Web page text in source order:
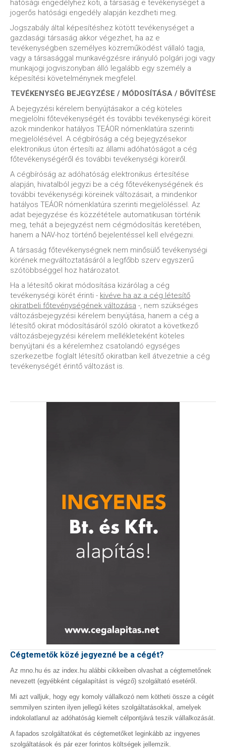
hatósági engedélyhez köti, a társaság e tevékenységet a
jogerős hatósági engedély alapján kezdheti meg.
Jogszabály által képesítéshez kötött tevékenységet a
gazdasági társaság akkor végezhet, ha az e
tevékenységben személyes közreműködést vállaló tagja,
vagy a társasággal munkavégzésre irányuló polgári jogi vagy
munkajogi jogviszonyban álló legalább egy személy a
képesítési követelménynek megfelel.
TEVÉKENYSÉG BEJEGYZÉSE / MÓDOSÍTÁSA / BŐVÍTÉSE
A bejegyzési kérelem benyújtásakor a cég köteles
megjelölni főtevékenységét és további tevékenységi köreit
azok mindenkor hatályos TEÁOR nómenklatúra szerinti
megjelölésével. A cégbíróság a cég bejegyzésekor
elektronikus úton értesíti az állami adóhatóságot a cég
főtevékenységéről és további tevékenységi köreiről.
A cégbíróság az adóhatóság elektronikus értesítése
alapján, hivatalból jegyzi be a cég főtevékenységének és
további tevékenységi köreinek változásait, a mindenkor
hatályos TEÁOR nómenklatúra szerinti megjelöléssel. Az
adat bejegyzése és közzététele automatikusan történik
meg, tehát a bejegyzést nem cégmódosítás keretében,
hanem a NAV-hoz történő bejelentéssel kell elvégezni.
A társaság főtevékenységnek nem minősülő tevékenységi
körének megváltoztatásáról a legfőbb szerv egyszerű
szótöbbséggel hoz határozatot.
Ha a létesítő okirat módosítása kizárólag a cég
tevékenységi körét érinti - kivéve ha az a cég létesítő
okiratbeli főtevénységének változása -, nem szükséges
változásbejegyzési kérelem benyújtása, hanem a cég a
létesítő okirat módosításáról szóló okiratot a következő
változásbejegyzési kérelem mellékleteként köteles
benyújtani és a kérelemhez csatolandó egységes
szerkezetbe foglalt létesítő okiratban kell átvezetnie a cég
tevékenységét érintő változást is.
Cégtemetők közé jegyezné be a cégét?
Az mno.hu és az index.hu alábbi cikkeiben olvashat a cégtemetőnek
nevezett (egyébként cégalapítást is végző) szolgáltató esetéről.
Mi azt valljuk, hogy egy komoly vállalkozó nem kötheti össze a cégét
semmilyen szinten ilyen jellegű kétes szolgáltatásokkal, amelyek
indokolatlanul az adóhatóság kiemelt célpontjává teszik vállalkozását.
A fapados szolgáltatókat és cégtemetőket leginkább az ingyenes
szolgáltatások és pár ezer forintos költségek jellemzik.